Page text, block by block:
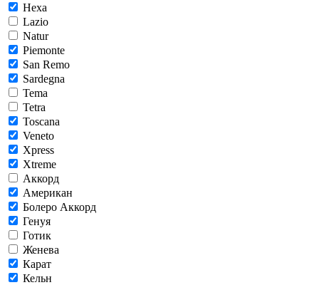
Hexa
Lazio
Natur
Piemonte
San Remo
Sardegna
Tema
Tetra
Toscana
Veneto
Xpress
Xtreme
Аккорд
Американ
Болеро Аккорд
Генуя
Готик
Женева
Карат
Кельн